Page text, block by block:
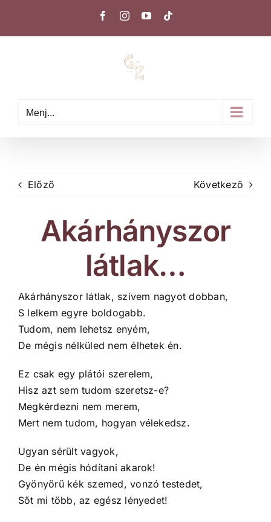
FacebookInstagramYouTube
Menj...
Előző Következő
Akárhányszor
látlak…
Akárhányszor látlak, szívem nagyot dobban,
S lelkem egyre boldogabb.
Tudom, nem lehetsz enyém,
De mégis nélküled nem élhetek én.
Ez csak egy plátói szerelem,
Hisz azt sem tudom szeretsz-e?
Megkérdezni nem merem,
Mert nem tudom, hogyan vélekedsz.
Ugyan sérült vagyok,
De én mégis hódítani akarok!
Gyönyörű kék szemed, vonzó testedet,
Sőt mi több, az egész lényedet!